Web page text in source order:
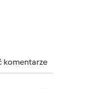
komentarze